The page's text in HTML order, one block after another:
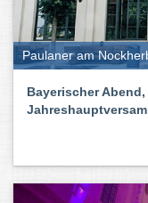
Paulaner am
Bayerischer